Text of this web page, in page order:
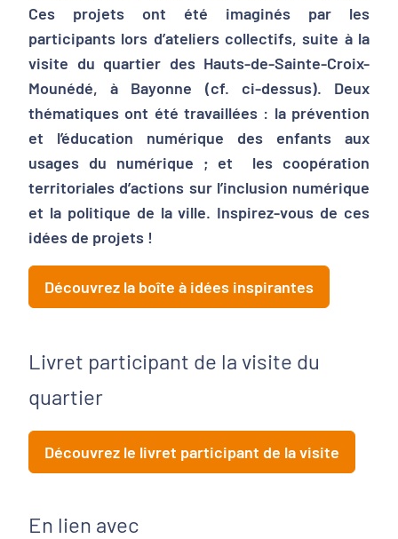
Ces projets ont été imaginés par les
participants lors d’ateliers collectifs, suite à la
visite du quartier des Hauts-de-Sainte-Croix-
Mounédé, à Bayonne (cf. ci-dessus). Deux
thématiques ont été travaillées : la prévention
et l’éducation numérique des enfants aux
usages du numérique ; et les coopération
territoriales d’actions sur l’inclusion numérique
et la politique de la ville. Inspirez-vous de ces
idées de projets !
Découvrez la boîte à idées inspirantes
Livret participant de la visite du
quartier
Découvrez le livret participant de la visite
En lien avec